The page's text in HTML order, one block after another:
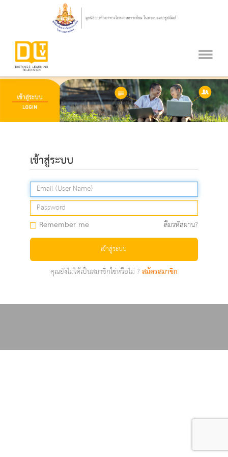
เข้าสู่ระบบ
Remember me ลืมรหัสผ่าน?
เข้าสู่ระบบ
คุณยังไม่ได้เป็นสมาชิกใช่หรือไม่ ?สมัครสมาชิก